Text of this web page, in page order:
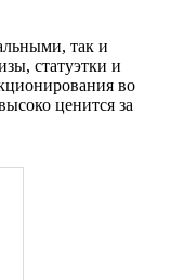
так и
статуэтки и
во
ценится за